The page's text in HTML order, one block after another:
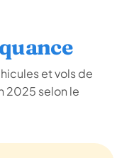
et vols de
2025 selon le